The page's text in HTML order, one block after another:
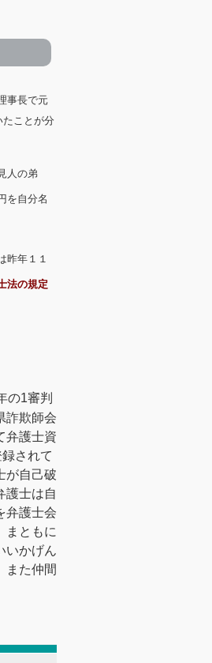
事長で元
ことが分
人の弟
を自分名
昨年１１
法の規定
の1審判
詐欺師会
弁護士資
されて
が自己破
護士は自
弁護士会
まともに
いかげん
また仲間